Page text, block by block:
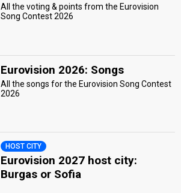
All the voting & points from the Eurovision
Song Contest 2026
Eurovision 2026: Songs
All the songs for the Eurovision Song Contest
2026
HOST CITY
Eurovision 2027 host city:
Burgas or Sofia